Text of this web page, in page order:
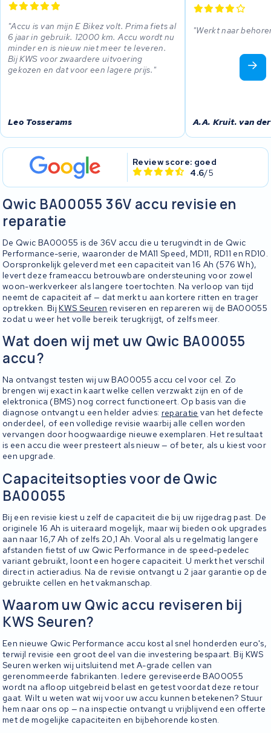
Accu is van mijn E Bikez volt. Prima fiets al
6 jaar in gebruik. 12000 km. Accu wordt nu
minder en is nieuw niet meer te leveren.
Bij KWS voor zwaardere uitvoering
gekozen en dat voor een lagere prijs.
Leo Tosserams
Werkt naar
A.A. Kruit. van der
Review score: goed
4.6/5
Qwic BA00055 36V accu revisie en
reparatie
De Qwic BA00055 is de 36V accu die u terugvindt in de Qwic
Performance-serie, waaronder de MA11 Speed, MD11, RD11 en RD10.
Oorspronkelijk geleverd met een capaciteit van 16 Ah (576 Wh),
levert deze frameaccu betrouwbare ondersteuning voor zowel
woon-werkverkeer als langere toertochten. Na verloop van tijd
neemt de capaciteit af — dat merkt u aan kortere ritten en trager
optrekken. BijKWS Seuren reviseren en repareren wij de BA00055
zodat u weer het volle bereik terugkrijgt, of zelfs meer.
Wat doen wij met uw Qwic BA00055
accu?
Na ontvangst testen wij uw BA00055 accu cel voor cel. Zo
brengen wij exact in kaart welke cellen verzwakt zijn en of de
elektronica (BMS) nog correct functioneert. Op basis van die
diagnose ontvangt u een helder advies: reparatie van het defecte
onderdeel, of een volledige revisie waarbij alle cellen worden
vervangen door hoogwaardige nieuwe exemplaren. Het resultaat
is een accu die weer presteert als nieuw — of beter, als u kiest voor
een upgrade.
Capaciteitsopties voor de Qwic
BA00055
Bij een revisie kiest u zelf de capaciteit die bij uw rijgedrag past. De
originele 16 Ah is uiteraard mogelijk, maar wij bieden ook upgrades
aan naar 16,7 Ah of zelfs 20,1 Ah. Vooral als u regelmatig langere
afstanden fietst of uw Qwic Performance in de speed-pedelec
variant gebruikt, loont een hogere capaciteit. U merkt het verschil
direct in actieradius. Na de revisie ontvangt u 2 jaar garantie op de
gebruikte cellen en het vakmanschap.
Waarom uw Qwic accu reviseren bij
KWS Seuren?
Een nieuwe Qwic Performance accu kost al snel honderden euro's,
terwijl revisie een groot deel van die investering bespaart. Bij KWS
Seuren werken wij uitsluitend met A-grade cellen van
gerenommeerde fabrikanten. Iedere gereviseerde BA00055
wordt na afloop uitgebreid belast en getest voordat deze retour
gaat. Wilt u weten wat wij voor uw accu kunnen betekenen? Stuur
hem naar ons op — na inspectie ontvangt u vrijblijvend een offerte
met de mogelijke capaciteiten en bijbehorende kosten.